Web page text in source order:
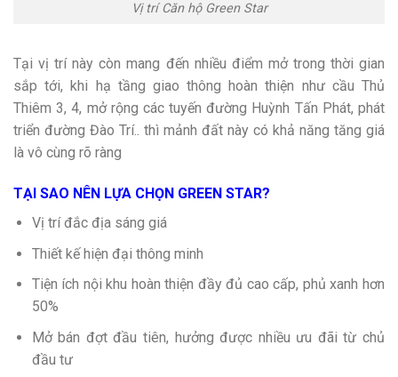
Vị trí Căn hộ Green Star
Tại vị trí này còn mang đến nhiều điểm mở trong thời gian
sắp tới, khi hạ tầng giao thông hoàn thiện như cầu Thủ
Thiêm 3, 4, mở rộng các tuyến đường Huỳnh Tấn Phát, phát
triển đường Đào Trí.. thì mảnh đất này có khả năng tăng giá
là vô cùng rõ ràng
TẠI SAO NÊN LỰA CHỌN GREEN STAR?
Vị trí đắc địa sáng giá
Thiết kế hiện đại thông minh
Tiện ích nội khu hoàn thiện đầy đủ cao cấp, phủ xanh hơn
50%
Mở bán đợt đầu tiên, hưởng được nhiều ưu đãi từ chủ
đầu tư